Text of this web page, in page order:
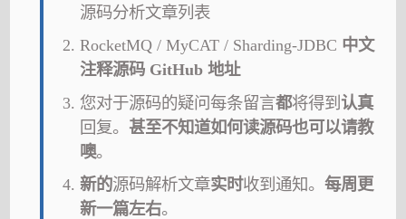
源码分析文章列表
RocketMQ / MyCAT / Sharding-JDBC 中文
注释源码 GitHub 地址
您对于源码的疑问每条留言都将得到 认真
回复。 甚至不知道如何读源码也可以请教
噢。
新的源码解析文章实时收到通知。每周更
新一篇左右。